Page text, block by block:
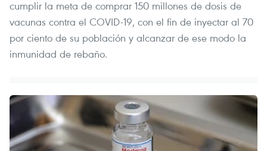
cumplir la meta de comprar 150 millones de dosis de
vacunas contra el COVID-19, con el fin de inyectar al 70
por ciento de su población y alcanzar de ese modo la
inmunidad de rebaño.